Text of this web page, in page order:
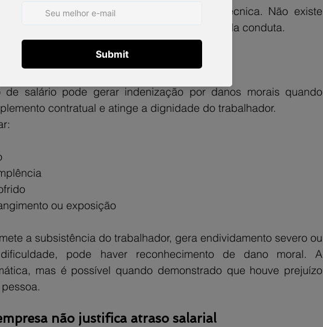
da rescisão indireta exige análise técnica. Não existe
o que importa é a gravidade e a repetição da conduta.
por danos morais
de salário pode gerar indenização por danos morais quando
contratual e atinge a dignidade do trabalhador.
ou exposição
a subsistência do trabalhador, gera endividamento severo ou
pode haver reconhecimento de dano moral. A
mas é possível quando demonstrado que houve prejuízo
não justifica atraso salarial